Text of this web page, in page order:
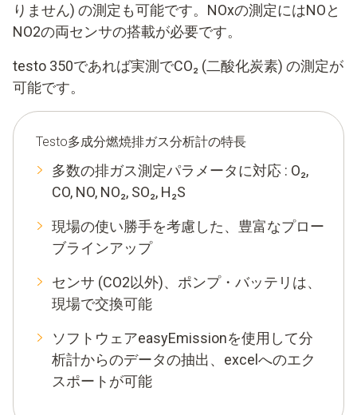
りません) の測定も可能です。NOxの測定にはNOと
NO2の両センサの搭載が必要です。
testo 350であれば実測でCO₂ (二酸化炭素) の測定が
可能です。
Testo多成分燃焼排ガス分析計の特長
多数の排ガス測定パラメータに対応 : O₂,
CO, NO, NO₂, SO₂, H₂S
現場の使い勝手を考慮した、豊富なプロー
ブラインアップ
センサ (CO2以外)、ポンプ・バッテリは、
現場で交換可能
ソフトウェアeasyEmissionを使用して分
析計からのデータの抽出、excelへのエク
スポートが可能